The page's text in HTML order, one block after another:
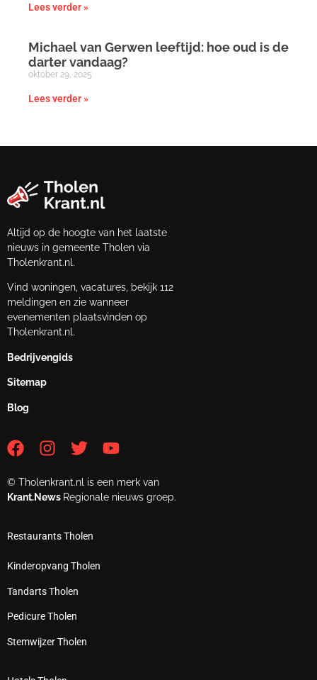
Lees verder »
Michael van Gerwen leeftijd: hoe oud is de
darter vandaag?
oktober 29, 2025
Lees verder »
Altijd op de hoogte van het laatste
nieuws in gemeente Tholen via
Tholenkrant.nl.
Vind woningen, vacatures, bekijk 112
meldingen en zie wanneer
evenementen plaatsvinden op
Tholenkrant.nl.
Bedrijvengids
Sitemap
Blog
© Tholenkrant.nl is een merk van
Krant.News Regionale nieuws groep.
Restaurants Tholen
Kinderopvang Tholen
Tandarts Tholen
Pedicure Tholen
Stemwijzer Tholen